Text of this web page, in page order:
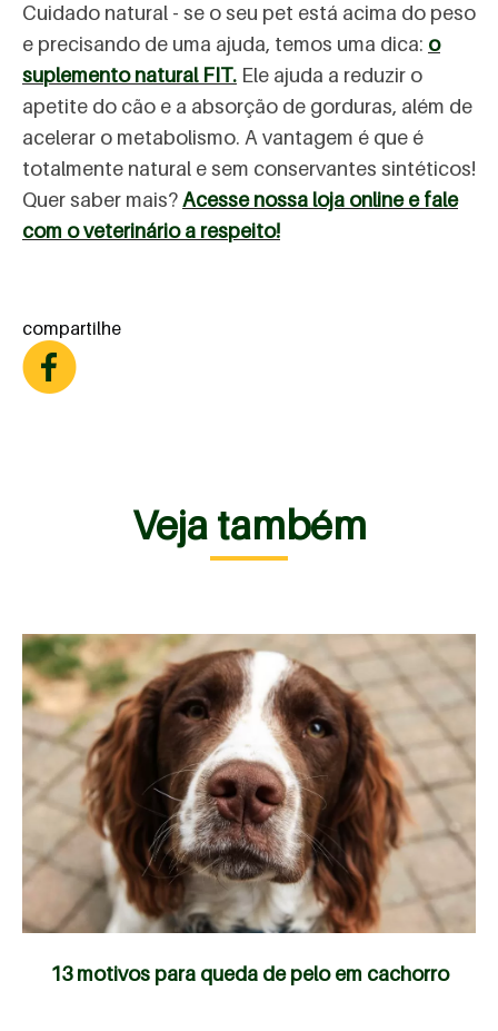
Cuidado natural - se o seu pet está acima do peso
e precisando de uma ajuda, temos uma dica: o
suplemento natural FIT. Ele ajuda a reduzir o
apetite do cão e a absorção de gorduras, além de
acelerar o metabolismo. A vantagem é que é
totalmente natural e sem conservantes sintéticos!
Quer saber mais?Acesse nossa loja online e fale
com o veterinário a respeito!
compartilhe
Veja também
13 motivos para queda de pelo em cachorro